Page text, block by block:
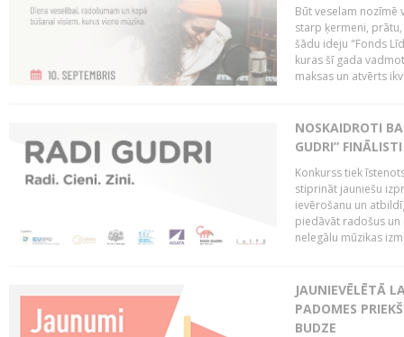
Būt veselam nozīmē
starp ķermeni,
šādu ideju "Fonds
kuras šī gada
maksas un atvērts
NOSKAIDROTI
GUDRI” FINĀLISTI
Konkurss tiek
stiprināt jauniešu
ievērošanu un
piedāvāt radošus
nelegālu mūzikas
JAUNIEVĒLĒTĀ
PADOMES
BUDZE